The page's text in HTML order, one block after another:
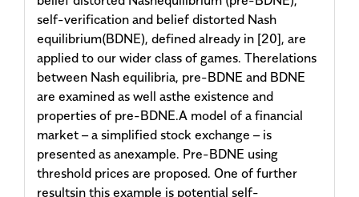
self-verification and belief distorted Nash
equilibrium(BDNE), defined already in [20], are
applied to our wider class of games. Therelations
between Nash equilibria, pre-BDNE and BDNE
are examined as well asthe existence and
properties of pre-BDNE.A model of a financial
market – a simplified stock exchange – is
presented as anexample. Pre-BDNE using
threshold prices are proposed. One of further
resultsin this example is potential self-